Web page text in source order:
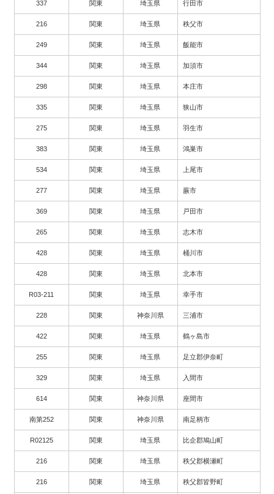
337 関東 埼玉県 行田市
216 関東 埼玉県 秩父市
249 関東 埼玉県 飯能市
344 関東 埼玉県 加須市
298 関東 埼玉県 本庄市
335 関東 埼玉県 狭山市
275 関東 埼玉県 羽生市
383 関東 埼玉県 鴻巣市
534 関東 埼玉県 上尾市
277 関東 埼玉県 蕨市
369 関東 埼玉県 戸田市
265 関東 埼玉県 志木市
428 関東 埼玉県 桶川市
428 関東 埼玉県 北本市
R03-211 関東 埼玉県 幸手市
228 関東 神奈川県 三浦市
422 関東 埼玉県 鶴ヶ島市
255 関東 埼玉県 足立郡伊奈町
329 関東 埼玉県 入間市
614 関東 神奈川県 座間市
南第252 関東 神奈川県 南足柄市
R02125 関東 埼玉県 比企郡鳩山町
216 関東 埼玉県 秩父郡横瀬町
216 関東 埼玉県 秩父郡皆野町